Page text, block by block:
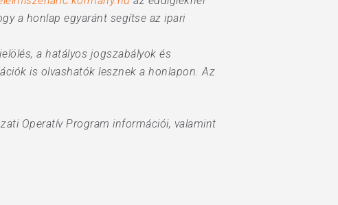
a honlap egyaránt segítse az ipari
a hatályos jogszabályok és
is olvashatók lesznek a honlapon. Az
Operatív Program információi, valamint